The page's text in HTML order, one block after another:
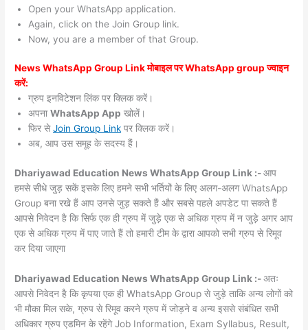
Open your WhatsApp application.
Again, click on the Join Group link.
Now, you are a member of that Group.
News WhatsApp Group Link मोबाइल पर WhatsApp group ज्वाइन
करें:
ग्रुप इनविटेशन लिंक पर क्लिक करें।
अपनाWhatsApp App खोलें।
फिर सेJoin Group Link पर क्लिक करें।
अब, आप उस समूह के सदस्य हैं।
Dhariyawad Education News WhatsApp Group Link :-आप
हमसे सीधे जुड़ सकें इसके लिए हमने सभी भर्तियों के लिए अलग-अलग WhatsApp
Group बना रखे हैं आप उनसे जुड़ सकते हैं और सबसे पहले अपडेट पा सकते हैं
आपसे निवेदन है कि सिर्फ एक ही ग्रुप में जुड़े एक से अधिक ग्रुप में न जुड़े अगर आप
एक से अधिक ग्रुप में पाए जाते हैं तो हमारी टीम के द्वारा आपको सभी ग्रुप से रिमूव
कर दिया जाएगा
Dhariyawad Education News WhatsApp Group Link :-अतः
आपसे निवेदन है कि कृपया एक ही WhatsApp Group से जुड़े ताकि अन्य लोगों को
भी मौका मिल सके, ग्रुप से रिमूव करने ग्रुप में जोड़ने व अन्य इससे संबंधित सभी
अधिकार ग्रुप एडमिन के रहेंगे Job Information, Exam Syllabus, Result,